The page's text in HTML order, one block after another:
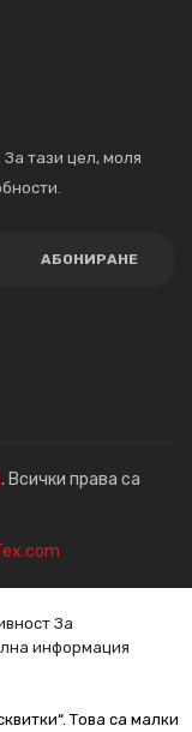
тази цел, моля
АБОНИРАНЕ
. Всички права са
За
информация
Това са малки